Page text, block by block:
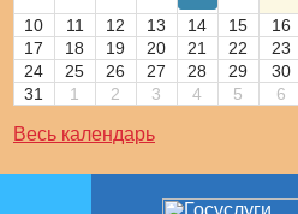
10 11 12 13 14 15
16
17
18 19 20 21 22
23
24
25 26 27 28 29
30
31
1 2 3 4 5 6
Весь календарь